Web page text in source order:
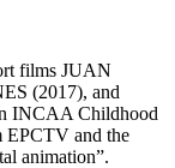
films JUAN
(2017), and
INCAA Childhood
EPCTV and the
animation”.